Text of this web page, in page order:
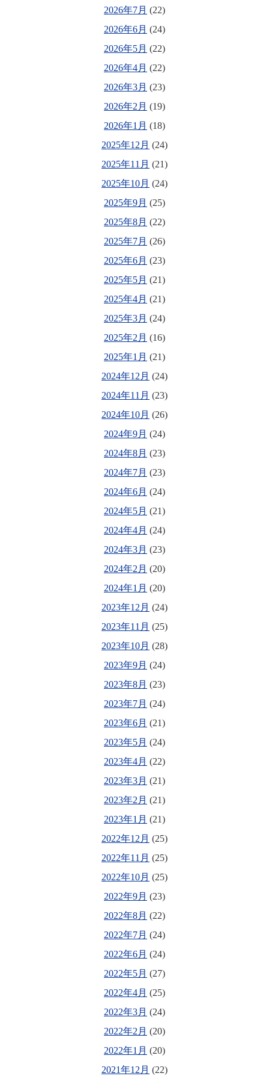
2026年7月 (22)
2026年6月 (24)
2026年5月 (22)
2026年4月 (22)
2026年3月 (23)
2026年2月 (19)
2026年1月 (18)
2025年12月 (24)
2025年11月 (21)
2025年10月 (24)
2025年9月 (25)
2025年8月 (22)
2025年7月 (26)
2025年6月 (23)
2025年5月 (21)
2025年4月 (21)
2025年3月 (24)
2025年2月 (16)
2025年1月 (21)
2024年12月 (24)
2024年11月 (23)
2024年10月 (26)
2024年9月 (24)
2024年8月 (23)
2024年7月 (23)
2024年6月 (24)
2024年5月 (21)
2024年4月 (24)
2024年3月 (23)
2024年2月 (20)
2024年1月 (20)
2023年12月 (24)
2023年11月 (25)
2023年10月 (28)
2023年9月 (24)
2023年8月 (23)
2023年7月 (24)
2023年6月 (21)
2023年5月 (24)
2023年4月 (22)
2023年3月 (21)
2023年2月 (21)
2023年1月 (21)
2022年12月 (25)
2022年11月 (25)
2022年10月 (25)
2022年9月 (23)
2022年8月 (22)
2022年7月 (24)
2022年6月 (24)
2022年5月 (27)
2022年4月 (25)
2022年3月 (24)
2022年2月 (20)
2022年1月 (20)
2021年12月 (22)